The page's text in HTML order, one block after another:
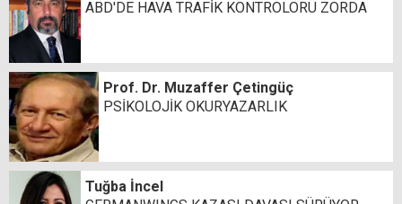
ABD'DE HAVA TRAFİK KONTROLÖRÜ ZORDA
Prof. Dr. Muzaffer Çetingüç
PSİKOLOJİK OKURYAZARLIK
Tuğba İncel